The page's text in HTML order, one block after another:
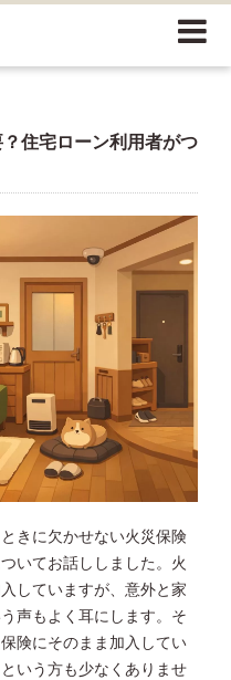
住宅ローン利用者がつ
きに欠かせない火災保険
いてお話ししました。火
していますが、意外と家
声もよく耳にします。そ
険にそのまま加入してい
いう方も少なくありませ